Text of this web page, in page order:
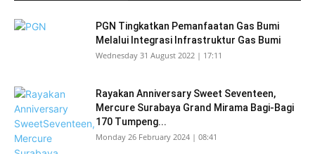
PGN Tingkatkan Pemanfaatan Gas Bumi
Melalui Integrasi Infrastruktur Gas Bumi
Wednesday 31 August 2022 | 17:11
Rayakan Anniversary Sweet Seventeen,
Mercure Surabaya Grand Mirama Bagi-Bagi
170 Tumpeng...
Monday 26 February 2024 | 08:41